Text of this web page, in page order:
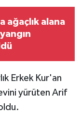
ağaçlık alana
Erkek Kur'an
yürüten Arif